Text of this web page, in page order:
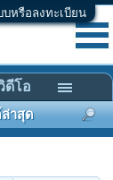
บหรือลงทะเบียน
าสุด
ดีโอ